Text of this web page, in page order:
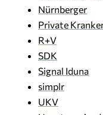
Nürnberger
Private
R+V
SDK
Signal Iduna
simplr
UKV